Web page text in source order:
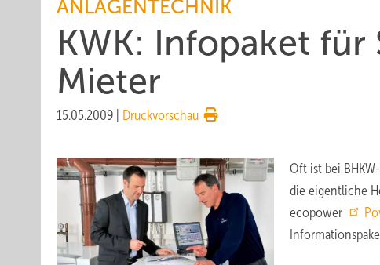
ANLAGENTECHNIK
KWK: Infopaket für
Mieter
15.05.2009 Druckvorschau
Oft ist bei
die eigentliche
ecopower